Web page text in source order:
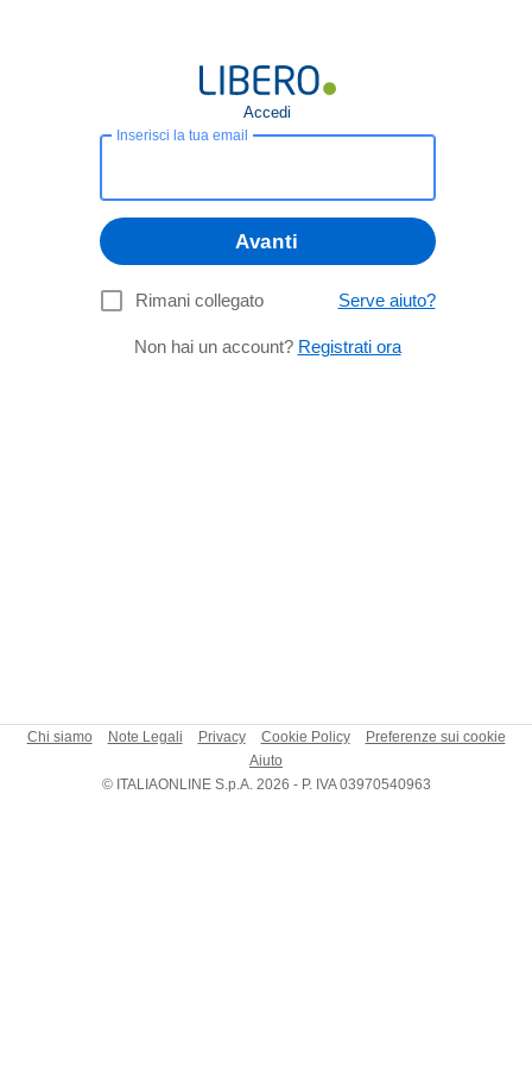
Accedi
Inserisci la tua email
Avanti
Rimani collegato Serve aiuto?
Non hai un account? Registrati ora
Chi siamo Note Legali Privacy Cookie Policy
Preferenze sui cookie
Aiuto
© ITALIAONLINE S.p.A. 2026 - P. IVA 03970540963